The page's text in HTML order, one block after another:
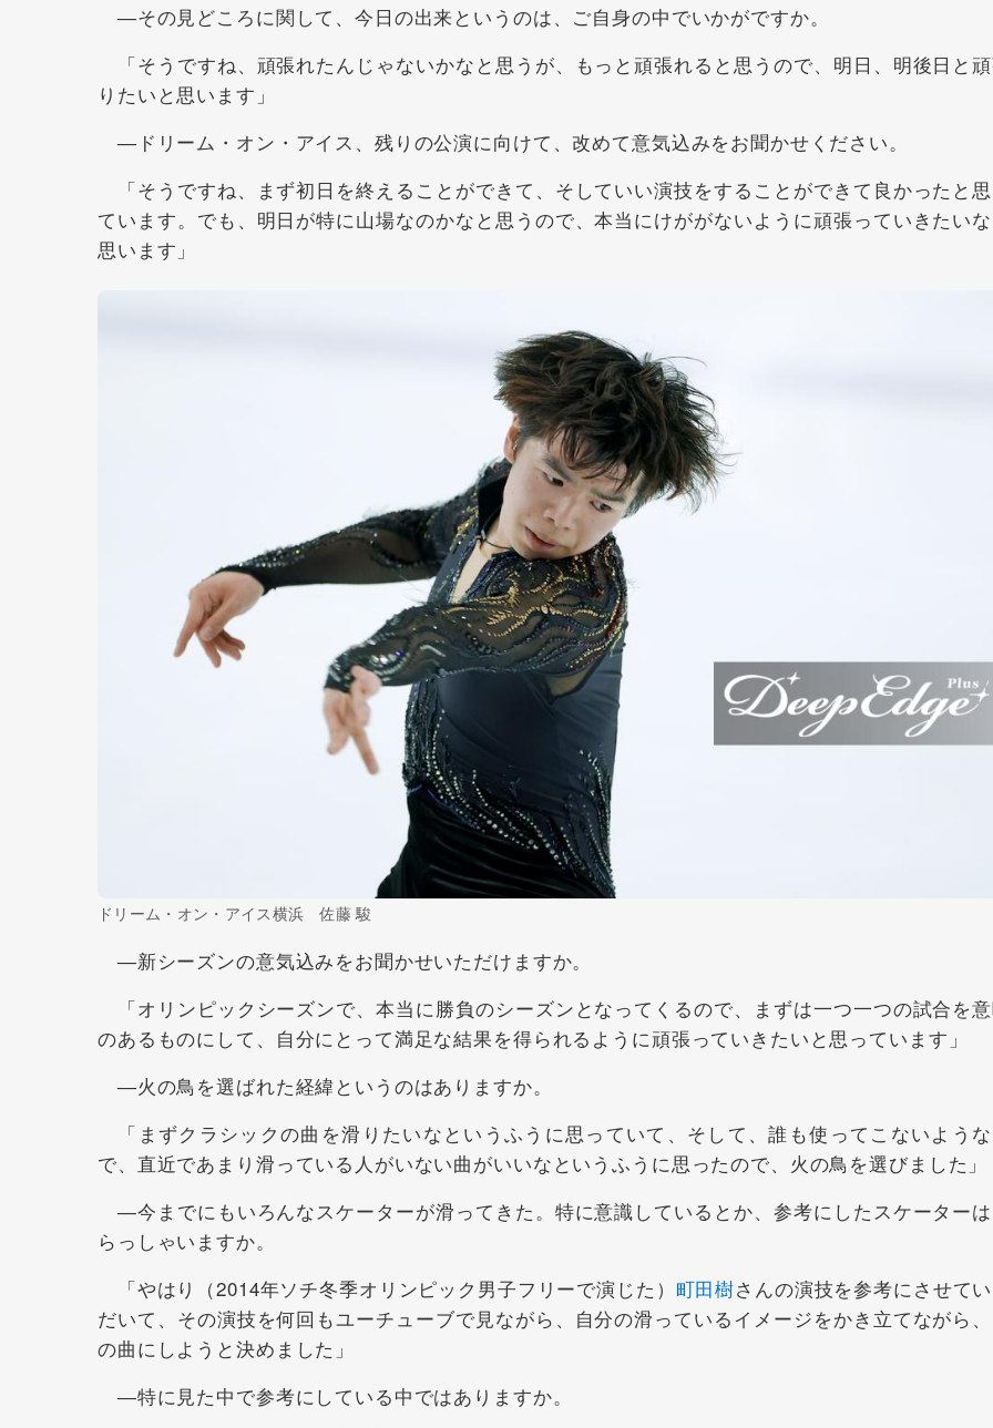
―その見どころに関して、今日の出来というのは、ご自身の中でいかがですか。
「そうですね、頑張れたんじゃないかなと思うが、もっと頑張れると思うので、明日、明後日と
りたいと思います」
―ドリーム・オン・アイス、残りの公演に向けて、改めて意気込みをお聞かせください。
「そうですね、まず初日を終えることができて、そしていい演技をすることができて良かったと
ています。でも、明日が特に山場なのかなと思うので、本当にけががないように頑張っていきたい
思います」
ドリーム・オン・アイス横浜 佐藤 駿
―新シーズンの意気込みをお聞かせいただけますか。
「オリンピックシーズンで、本当に勝負のシーズンとなってくるので、まずは一つ一つの試合を
のあるものにして、自分にとって満足な結果を得られるように頑張っていきたいと思っています」
―火の鳥を選ばれた経緯というのはありますか。
「まずクラシックの曲を滑りたいなというふうに思っていて、そして、誰も使ってこないよう
で、直近であまり滑っている人がいない曲がいいなというふうに思ったので、火の鳥を選びました」
―今までにもいろんなスケーターが滑ってきた。特に意識しているとか、参考にしたスケーター
らっしゃいますか。
「やはり（2014年ソチ冬季オリンピック男子フリーで演じた） 町田樹さんの演技を参考にさせて
だいて、その演技を何回もユーチューブで見ながら、自分の滑っているイメージをかき立てながら
の曲にしようと決めました」
―特に見た中で参考にしている中ではありますか。